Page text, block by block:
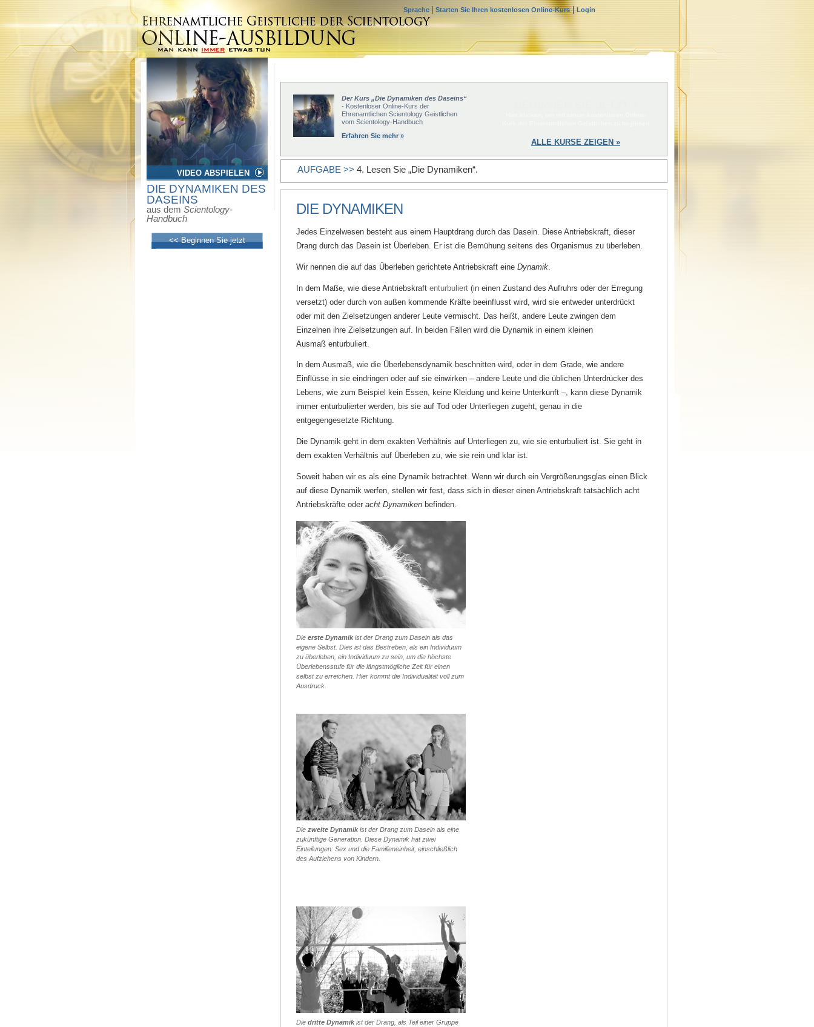
Sprache Starten Sie Ihren kostenlosen Online-Kurs | Login
VIDEO ABSPIELEN
DIE DYNAMIKEN DES
DASEINS
aus dem Scientology-
Handbuch
<< Beginnen Sie jetzt
Der Kurs „Die Dynamiken des Daseins“
- Kostenloser Online-Kurs der
Ehrenamtlichen Scientology Geistlichen
vom Scientology-Handbuch
Erfahren Sie mehr »
ALLE KURSE ZEIGEN »
AUFGABE >> 4. Lesen Sie „Die Dynamiken“.
DIE DYNAMIKEN
Jedes Einzelwesen besteht aus einem Hauptdrang durch das Dasein. Diese Antriebskraft, dieser
Drang durch das Dasein ist Überleben. Er ist die Bemühung seitens des Organismus zu überleben.
Wir nennen die auf das Überleben gerichtete Antriebskraft eine Dynamik
In dem Maße, wie diese Antriebskraft enturbuliert (in einen Zustand des Aufruhrs oder der Erregung
versetzt) oder durch von außen kommende Kräfte beeinflusst wird, wird sie entweder unterdrückt
oder mit den Zielsetzungen anderer Leute vermischt. Das heißt, andere Leute zwingen dem
Einzelnen ihre Zielsetzungen auf. In beiden Fällen wird die Dynamik in einem kleinen
Ausmaß enturbuliert.
In dem Ausmaß, wie die Überlebensdynamik beschnitten wird, oder in dem Grade, wie andere
Einflüsse in sie eindringen oder auf sie einwirken – andere Leute und die üblichen Unterdrücker des
Lebens, wie zum Beispiel kein Essen, keine Kleidung und keine Unterkunft –, kann diese Dynamik
immer enturbulierter werden, bis sie auf Tod oder Unterliegen zugeht, genau in die
entgegengesetzte Richtung.
Die Dynamik geht in dem exakten Verhältnis auf Unterliegen zu, wie sie enturbuliert ist. Sie geht in
dem exakten Verhältnis auf Überleben zu, wie sie rein und klar ist.
Soweit haben wir es als eine Dynamik betrachtet. Wenn wir durch ein Vergrößerungsglas einen Blick
auf diese Dynamik werfen, stellen wir fest, dass sich in dieser einen Antriebskraft tatsächlich acht
Antriebskräfte oder acht Dynamiken befinden.
Die erste Dynamikist der Drang zum Dasein als das
eigene Selbst. Dies ist das Bestreben, als ein Individuum
zu überleben, ein Individuum zu sein, um die höchste
Überlebensstufe für die längstmögliche Zeit für einen
selbst zu erreichen. Hier kommt die Individualität voll zum
Ausdruck.
Die zweite Dynamikist der Drang zum Dasein als eine
zukünftige Generation. Diese Dynamik hat zwei
Einteilungen: Sex und die Familieneinheit, einschließlich
des Aufziehens von Kindern.
Die dritte Dynamikist der Drang, als Teil einer Gruppe